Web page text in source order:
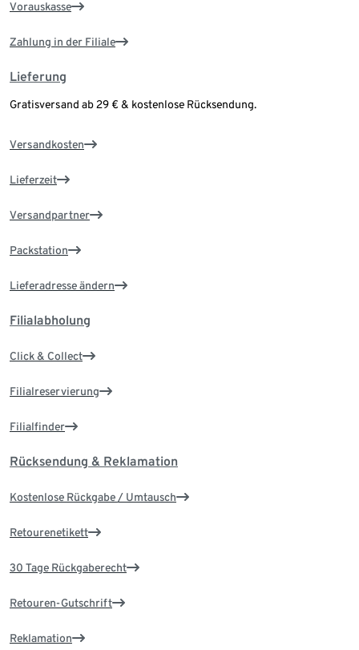
Vorauskasse
Zahlung in der Filiale
Lieferung
Gratisversand ab 29 € & kostenlose Rücksendung.
Versandkosten
Lieferzeit
Versandpartner
Packstation
Lieferadresse ändern
Filialabholung
Click & Collect
Filialreservierung
Filialfinder
Rücksendung & Reklamation
Kostenlose Rückgabe / Umtausch
Retourenetikett
30 Tage Rückgaberecht
Retouren-Gutschrift
Reklamation